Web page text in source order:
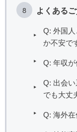
よくある
Q: 外国
か不安で
Q: 年収
Q: 出会
でも大丈
Q: 海外